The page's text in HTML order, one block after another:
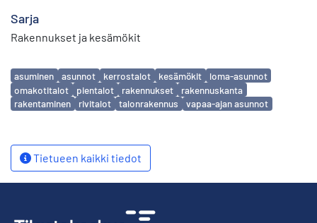
Sarja
Rakennukset ja kesämökit
Avainsanat
asuminen asunnot kerrostalot kesämökit
loma-asunnot
omakotitalot
pientalot rakennukset
rakennuskanta
rakentaminen
rivitalot talonrakennus vapaa-ajan asunnot
Tietueen kaikki tiedot